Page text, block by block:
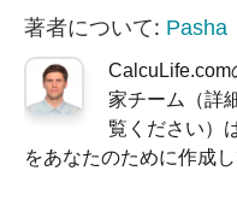
著者について: Pasha
CalcuLife.com
家チーム（詳
覧ください）
をあなたのために作成し